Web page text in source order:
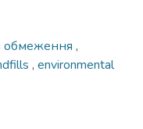
обмеження ,
, environmental